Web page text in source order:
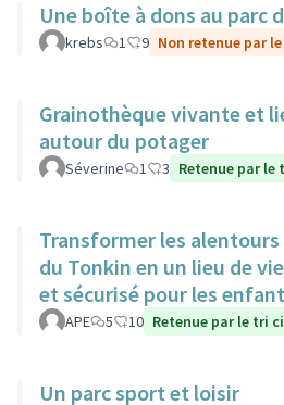
Une boîte à dons au parc
krebs 1 9 Non retenue par
Grainothèque vivante et
autour du potager
Séverine 1 3 Retenue par le
Transformer les alentours
du Tonkin en un lieu de
et sécurisé pour les
familles.
APE 5 10 Retenue par le tri
Un parc sport et loisir